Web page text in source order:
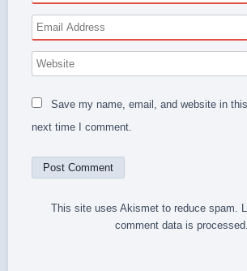
Save my name, email, and website in
next time I comment.
This site uses Akismet to reduce spam.
comment data is processed.